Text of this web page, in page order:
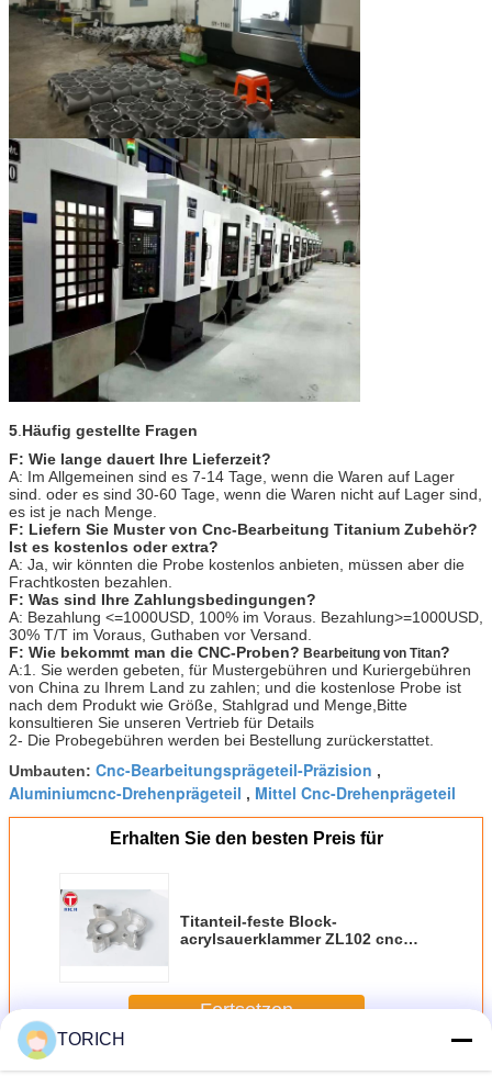
5 Häufig gestellte Fragen
F: Wie lange dauert Ihre Lieferzeit?
A: Im Allgemeinen sind es 7-14 Tage, wenn die Waren auf Lager
sind. oder es sind 30-60 Tage, wenn die Waren nicht auf Lager sind,
es ist je nach Menge.
F: Liefern Sie Muster von Cnc-Bearbeitung Titanium Zubehör?
Ist es kostenlos oder extra?
A: Ja, wir könnten die Probe kostenlos anbieten, müssen aber die
Frachtkosten bezahlen.
F: Was sind Ihre Zahlungsbedingungen?
A: Bezahlung <=1000USD, 100% im Voraus. Bezahlung>=1000USD,
30% T/T im Voraus, Guthaben vor Versand.
F: Wie bekommt man die CNC-Proben? Bearbeitung von Titan?
A:1. Sie werden gebeten, für Mustergebühren und Kuriergebühren
von China zu Ihrem Land zu zahlen; und die kostenlose Probe ist
nach dem Produkt wie Größe, Stahlgrad und Menge,Bitte
konsultieren Sie unseren Vertrieb für Details
2- Die Probegebühren werden bei Bestellung zurückerstattet.
Umbauten: Cnc-Bearbeitungsprägeteil-Präzision ,
Aluminiumcnc-Drehenprägeteil , Mittel Cnc-Drehenprägeteil
Erhalten Sie den besten Preis für
Titanteil-feste Block-
acrylsauerklammer ZL102 cnc
Fortsetzen
MehrBearbeitungsteile CNC
TORICH